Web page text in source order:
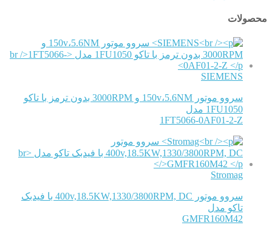
محصولات
SIEMENS
سروو موتور 150v،5.6NM و 3000RPM بدون ترمز با تاکو
1FU1050 مدل
1FT5066-0AF01-2-Z
Stromag
سروو موتور 400v,18.5KW,1330/3800RPM, DC با فیدبک
تاکو مدل
GMFR160M42